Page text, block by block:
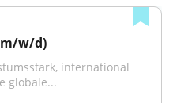
w/d)
international
globale...